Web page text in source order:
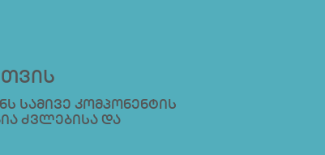
სამივე კომპონენტის
ძვლებისა და